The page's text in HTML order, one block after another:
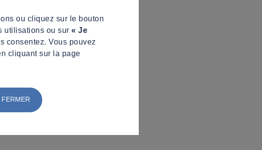
ou cliquez sur le bouton
utilisations ou sur « Je
consentez. Vous pouvez
cliquant sur la page